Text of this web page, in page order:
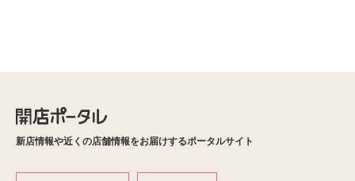
新店情報や近くの店舗情報をお届けするポータルサイト